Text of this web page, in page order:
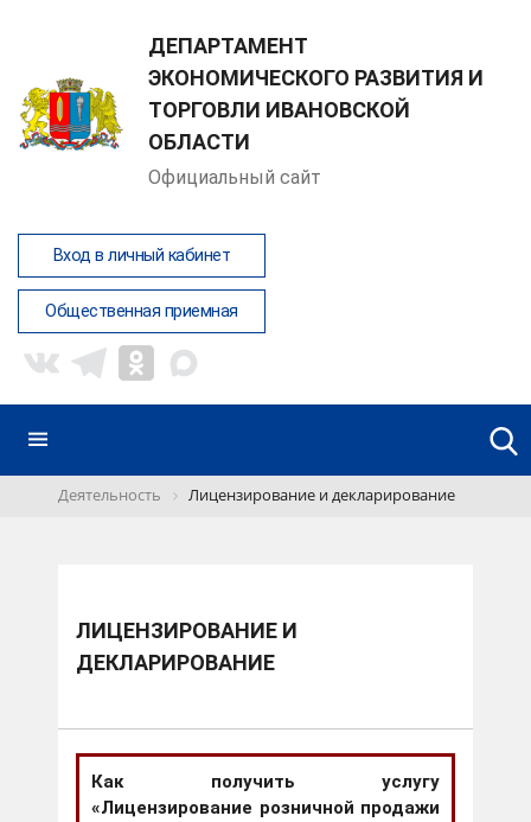
ДЕПАРТАМЕНТ
ЭКОНОМИЧЕСКОГО РАЗВИТИЯ И
ТОРГОВЛИ ИВАНОВСКОЙ
ОБЛАСТИ
Официальный сайт
Вход в личный кабинет
Общественная приемная
Деятельность Лицензирование и декларирование
ЛИЦЕНЗИРОВАНИЕ И
ДЕКЛАРИРОВАНИЕ
Как получить услугу
«Лицензирование розничной продажи